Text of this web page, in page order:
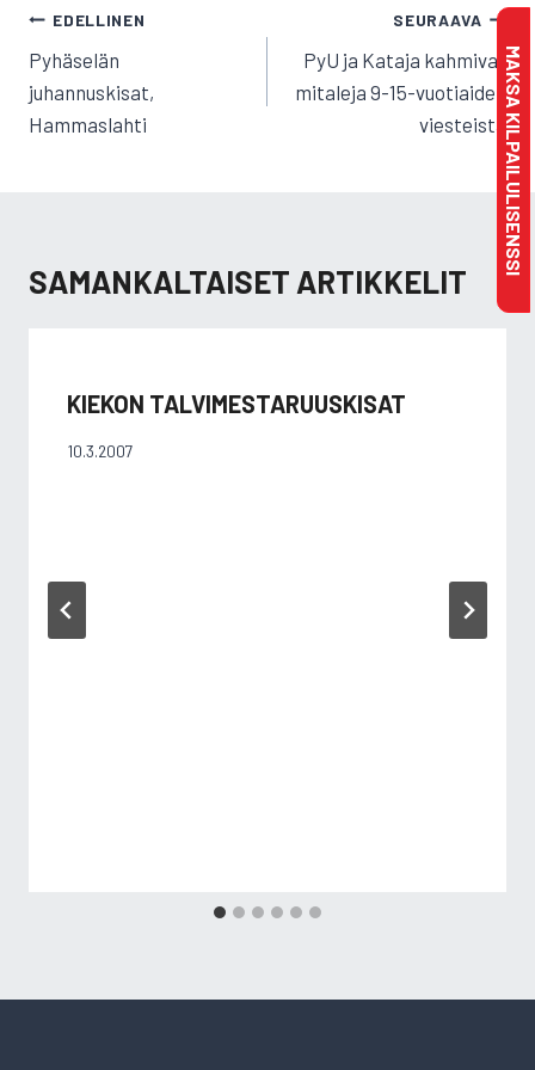
ARTIKKELIEN
SELAUS
EDELLINEN
Pyhäselän
juhannuskisat,
Hammaslahti
SEURAAVA
PyU ja Kataja kahmivat
mitaleja 9-15-vuotiaiden
viesteistä
SAMANKALTAISET ARTIKKELIT
KIEKON TALVIMESTARUUSKISAT
10.3.2007
MAKSA KILPAILULISENSSI